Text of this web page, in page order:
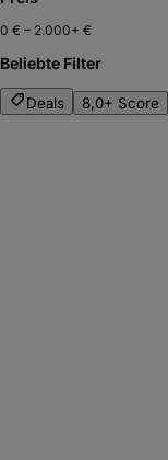
0 € – 2.000+ €
Beliebte Filter
Deals 8,0+ Score